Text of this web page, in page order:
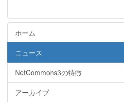
ホーム
ニュース
NetCommons3の特徴
アーカイブ